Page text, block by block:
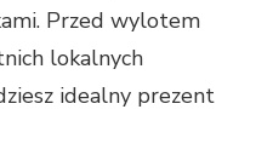
Przed wylotem
lokalnych
idealny prezent